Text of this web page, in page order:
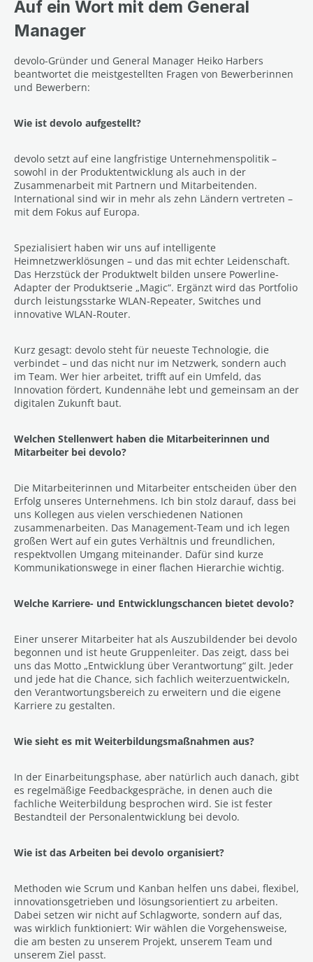
Auf ein Wort mit dem General
Manager
devolo-Gründer und General Manager Heiko Harbers
beantwortet die meistgestellten Fragen von Bewerberinnen
und Bewerbern:
Wie ist devolo aufgestellt?
devolo setzt auf eine langfristige Unternehmenspolitik –
sowohl in der Produktentwicklung als auch in der
Zusammenarbeit mit Partnern und Mitarbeitenden.
International sind wir in mehr als zehn Ländern vertreten –
mit dem Fokus auf Europa.
Spezialisiert haben wir uns auf intelligente
Heimnetzwerklösungen – und das mit echter Leidenschaft.
Das Herzstück der Produktwelt bilden unsere Powerline-
Adapter der Produktserie „Magic“. Ergänzt wird das Portfolio
durch leistungsstarke WLAN-Repeater, Switches und
innovative WLAN-Router.
Kurz gesagt: devolo steht für neueste Technologie, die
verbindet – und das nicht nur im Netzwerk, sondern auch
im Team. Wer hier arbeitet, trifft auf ein Umfeld, das
Innovation fördert, Kundennähe lebt und gemeinsam an der
digitalen Zukunft baut.
Welchen Stellenwert haben die Mitarbeiterinnen und
Mitarbeiter bei devolo?
Die Mitarbeiterinnen und Mitarbeiter entscheiden über den
Erfolg unseres Unternehmens. Ich bin stolz darauf, dass bei
uns Kollegen aus vielen verschiedenen Nationen
zusammenarbeiten. Das Management-Team und ich legen
großen Wert auf ein gutes Verhältnis und freundlichen,
respektvollen Umgang miteinander. Dafür sind kurze
Kommunikationswege in einer flachen Hierarchie wichtig.
Welche Karriere- und Entwicklungschancen bietet devolo?
Einer unserer Mitarbeiter hat als Auszubildender bei devolo
begonnen und ist heute Gruppenleiter. Das zeigt, dass bei
uns das Motto „Entwicklung über Verantwortung“ gilt. Jeder
und jede hat die Chance, sich fachlich weiterzuentwickeln,
den Verantwortungsbereich zu erweitern und die eigene
Karriere zu gestalten.
Wie sieht es mit Weiterbildungsmaßnahmen aus?
In der Einarbeitungsphase, aber natürlich auch danach, gibt
es regelmäßige Feedbackgespräche, in denen auch die
fachliche Weiterbildung besprochen wird. Sie ist fester
Bestandteil der Personalentwicklung bei devolo.
Wie ist das Arbeiten bei devolo organisiert?
Methoden wie Scrum und Kanban helfen uns dabei, flexibel,
innovationsgetrieben und lösungsorientiert zu arbeiten.
Dabei setzen wir nicht auf Schlagworte, sondern auf das,
was wirklich funktioniert: Wir wählen die Vorgehensweise,
die am besten zu unserem Projekt, unserem Team und
unserem Ziel passt.